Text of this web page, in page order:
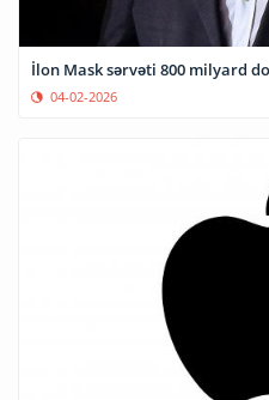
İlon Mask sərvəti 800 milyard
04-02-2026